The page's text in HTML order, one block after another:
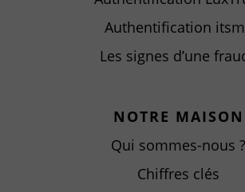
Authentification
Les signes d’une
NOTRE MAISON
Qui sommes-nous ?
Chiffres clés